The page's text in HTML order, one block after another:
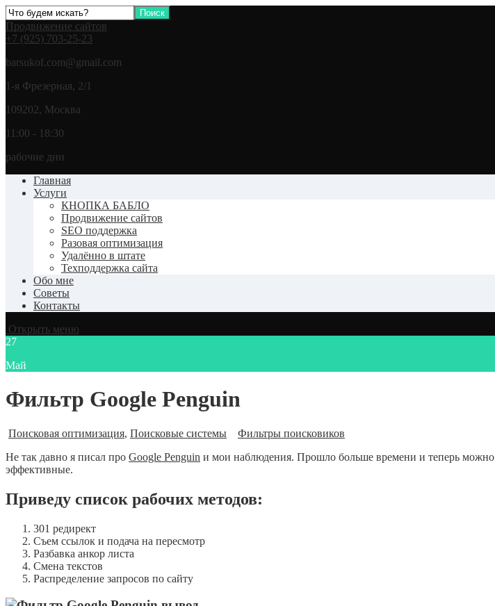
Продвижение сайтов
+7 (925) 703-25-23
barsukof.com@gmail.com
1-я Фрезерная, 2/1
109202, Москва
11:00 - 18:30
рабочие дни
Главная
Услуги
КНОПКА БАБЛО
Продвижение сайтов
SEO поддержка
Разовая оптимизация
Удалённо в штате
Техподдержка сайта
Обо мне
Советы
Контакты
Открыть меню
27
Май
Фильтр Google Penguin
Поисковая оптимизация, Поисковые системы
Фильтры поисковиков
Не так давно я писал про Google Penguin и мои наблюдения. Прошло больше времени и теперь можно
эффективные.
Приведу список рабочих методов:
301 редирект
Съем ссылок и подача на пересмотр
Разбавка анкор листа
Смена текстов
Распределение запросов по сайту